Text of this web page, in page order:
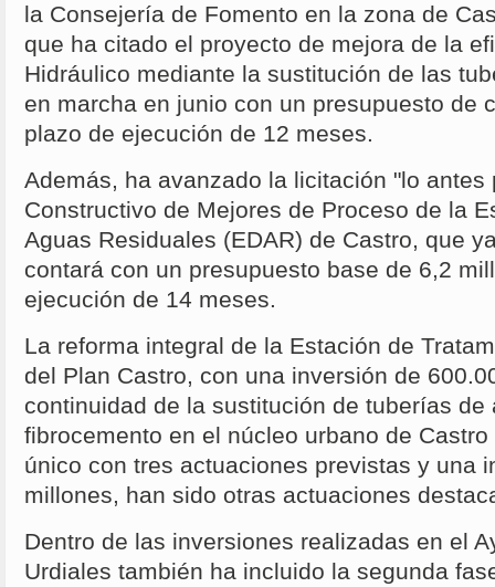
la Consejería de Fomento en la zona de
que ha citado el proyecto de mejora de la
Hidráulico mediante la sustitución de las
en marcha en junio con un presupuesto de
plazo de ejecución de 12 meses.
Además, ha avanzado la licitación "lo antes
Constructivo de Mejores de Proceso de la
Aguas Residuales (EDAR) de Castro, que
contará con un presupuesto base de 6,2
ejecución de 14 meses.
La reforma integral de la Estación de
del Plan Castro, con una inversión de
continuidad de la sustitución de tuberías de
fibrocemento en el núcleo urbano de
único con tres actuaciones previstas y una
millones, han sido otras actuaciones
Dentro de las inversiones realizadas en el
Urdiales también ha incluido la segunda